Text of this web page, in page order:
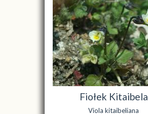
Fiołek Kitaibela
Viola kitaibeliana